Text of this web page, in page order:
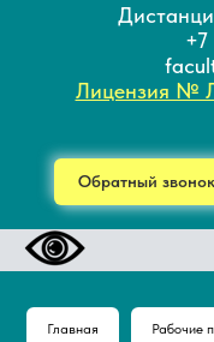
Лицензия №
Обратный звонок
Главная Рабочие